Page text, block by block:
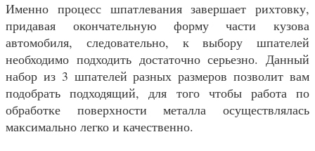
Именно процесс шпатлевания завершает рихтовку,
придавая окончательную форму части кузова
автомобиля, следовательно, к выбору шпателей
необходимо подходить достаточно серьезно. Данный
набор из 3 шпателей разных размеров позволит вам
подобрать подходящий, для того чтобы работа по
обработке поверхности металла осуществлялась
максимально легко и качественно.